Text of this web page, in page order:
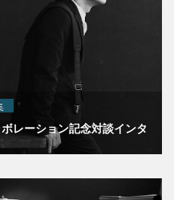
レーション記念対談インタ